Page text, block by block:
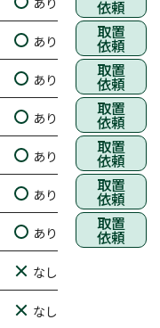
依頼
あり 取置
依頼
あり 取置
依頼
あり 取置
依頼
あり 取置
依頼
あり 取置
依頼
あり 取置
依頼
なし
なし